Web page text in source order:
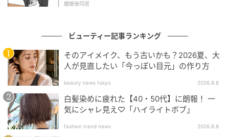
離婚後同居
ビューティー記事ランキング
そのアイメイク、もう古いかも？2026夏、大
人が見直したい「今っぽい目元」の作り方
beauty news tokyo 2026.8.8
白髪染めに疲れた【40・50代】に朗報！ 一
気にシャレ見え♡「ハイライトボブ」
fashion trend news 2026.8.8